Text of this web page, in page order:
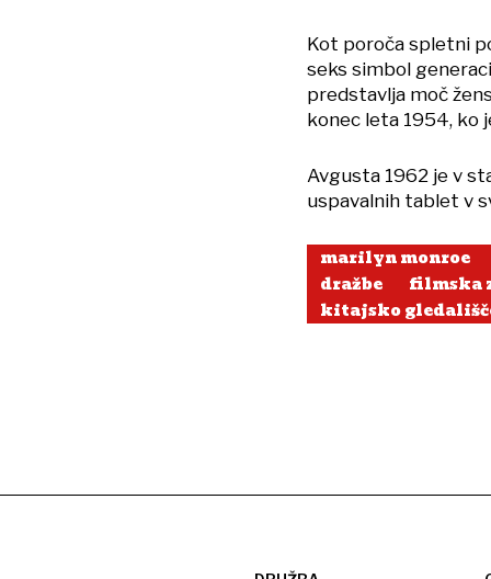
Kot poroča spletni
seks simbol
predstavlja moč
konec leta 1954, ko
Avgusta 1962 je v
uspavalnih tablet v
marilyn monroe
dražbe
filmska
kitajsko